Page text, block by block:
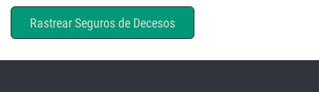
Rastrear Seguros de Decesos